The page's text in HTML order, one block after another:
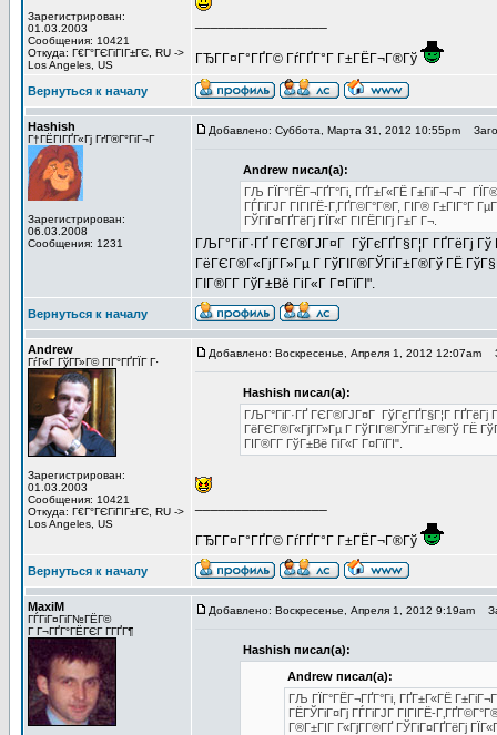
Зарегистрирован:
01.03.2003
Сообщения: 10421
Откуда: Г€Г°ГЄГіГІГ±ГЄ, RU ->
Los Angeles, US
ГЂГ­Г¤Г°ГҐГ© ГѓГҐГ°Г Г±ГЁГ¬Г®Гў
Вернуться к началу
Hashish
Г†ГЁГІГҐГ«Гј ГґГ®Г°ГіГ¬Г
Зарегистрирован:
06.03.2008
Сообщения: 1231
Добавлено: Суббота, Марта 31, 2012 10:55pm
Andrew писал(а):
ГЉ ГЇГ°ГЁГ¬ГҐГ°Гі, ГҐГ±Г«ГЁ Г±ГіГ¬Г¬Г
ГЃГіГЈГ ГІГІГЁ-Г‚ГҐГ©Г°Г®Г­, ГІГ® Г±ГІГ°Г
ГЎГіГ¤ГҐГёГј ГЇГ«Г ГІГЁГІГј Г±Г Г¬.
ГЉГ°ГіГ·ГҐ ГЄГ®ГЈГ¤Г ГўГєГҐГ§Г¦Г ГҐГёГј
ГёГЄГ®Г«ГјГ­Г»Гµ Г ГўГІГ®ГЎГіГ±Г®Гў ГЁ
ГІГ®Г­Г­ ГўГ±Вё ГіГ«Г Г¤ГїГІ".
Вернуться к началу
Andrew
ГѓГ«Г ГўГ­Г»Г© ГІГ°ГҐГЇГ Г·
Зарегистрирован:
01.03.2003
Сообщения: 10421
Откуда: Г€Г°ГЄГіГІГ±ГЄ, RU ->
Los Angeles, US
Добавлено: Воскресенье, Апреля 1, 2012 12:07am
Hashish писал(а):
ГЉГ°ГіГ·ГҐ ГЄГ®ГЈГ¤Г ГўГєГҐГ§Г¦Г
ГёГЄГ®Г«ГјГ­Г»Гµ Г ГўГІГ®ГЎГіГ±Г®Гў ГЁ
ГІГ®Г­Г­ ГўГ±Вё ГіГ«Г Г¤ГїГІ".
ГЂГ­Г¤Г°ГҐГ© ГѓГҐГ°Г Г±ГЁГ¬Г®Гў
Вернуться к началу
MaxiM
ГЃГіГ¤ГіГ№ГЁГ©
Г Г¬ГҐГ°ГЁГЄГ Г­ГҐГ¶
Добавлено: Воскресенье, Апреля 1, 2012 9:19am
Hashish писал(а):
Andrew писал(а):
ГЉ ГЇГ°ГЁГ¬ГҐГ°Гі, ГҐГ±Г«ГЁ
ГЁГЎГіГ¤Гј ГЃГіГЈГ ГІГІГЁ-
Г®Г±ГІГ Г«ГјГ­Г®ГҐ ГЎГіГ¤ГҐГёГј